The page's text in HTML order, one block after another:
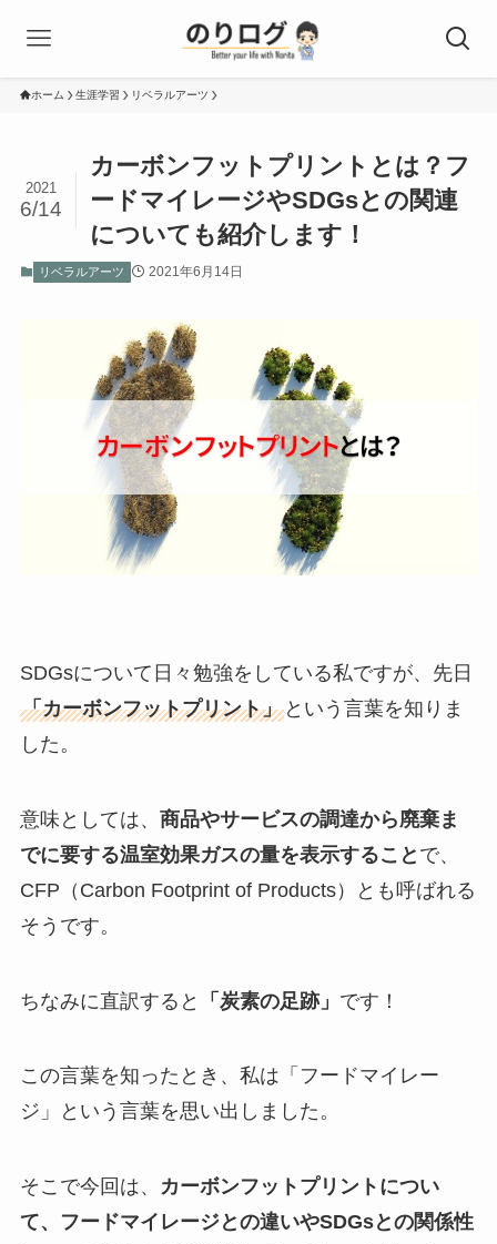
ホーム 生涯学習 リベラルアーツ
カーボンフットプリントとは？フ
ードマイレージやSDGsとの関連
についても紹介します！
2021
6/14
リベラルアーツ 2021年6月14日
SDGsについて日々勉強をしている私ですが、先日
「カーボンフットプリント」という言葉を知りま
した。
意味としては、 商品やサービスの調達から廃棄ま
でに要する温室効果ガスの量を表示すること で、
CFP（Carbon Footprint of Products）とも呼ばれる
そうです。
ちなみに直訳すると 「炭素の足跡」 です！
この言葉を知ったとき、私は「フードマイレー
ジ」という言葉を思い出しました。
そこで今回は、
カーボンフットプリントについ
て、フードマイレージとの違いやSDGsとの関係性